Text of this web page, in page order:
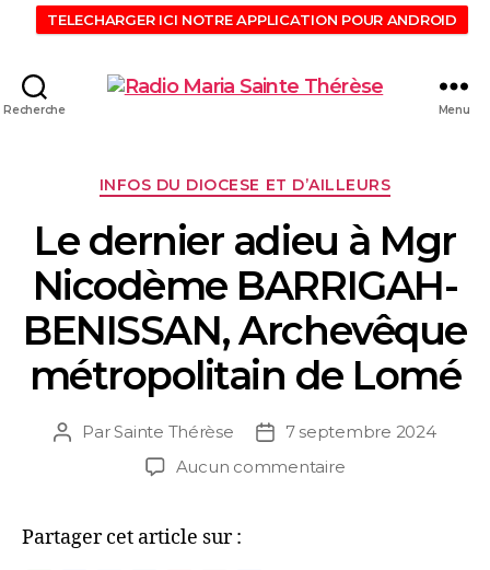
TELECHARGER ICI NOTRE APPLICATION POUR ANDROID
Recherche Menu
INFOS DU DIOCESE ET D’AILLEURS
Le dernier adieu à Mgr
Nicodème BARRIGAH-
BENISSAN, Archevêque
métropolitain de Lomé
ParSainte Thérèse
7 septembre 2024
Aucun commentaire
Partager cet article sur :